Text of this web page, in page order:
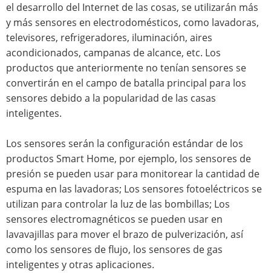
el desarrollo del Internet de las cosas, se utilizarán más
y más sensores en electrodomésticos, como lavadoras,
televisores, refrigeradores, iluminación, aires
acondicionados, campanas de alcance, etc. Los
productos que anteriormente no tenían sensores se
convertirán en el campo de batalla principal para los
sensores debido a la popularidad de las casas
inteligentes.
Los sensores serán la configuración estándar de los
productos Smart Home, por ejemplo, los sensores de
presión se pueden usar para monitorear la cantidad de
espuma en las lavadoras; Los sensores fotoeléctricos se
utilizan para controlar la luz de las bombillas; Los
sensores electromagnéticos se pueden usar en
lavavajillas para mover el brazo de pulverización, así
como los sensores de flujo, los sensores de gas
inteligentes y otras aplicaciones.